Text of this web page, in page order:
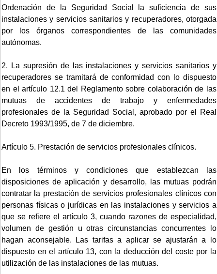
Ordenación de la Seguridad Social la suficiencia de sus
instalaciones y servicios sanitarios y recuperadores, otorgada
por los órganos correspondientes de las comunidades
autónomas.
2. La supresión de las instalaciones y servicios sanitarios y
recuperadores se tramitará de conformidad con lo dispuesto
en el artículo 12.1 del Reglamento sobre colaboración de las
mutuas de accidentes de trabajo y enfermedades
profesionales de la Seguridad Social, aprobado por el Real
Decreto 1993/1995, de 7 de diciembre.
Artículo 5. Prestación de servicios profesionales clínicos.
En los términos y condiciones que establezcan las
disposiciones de aplicación y desarrollo, las mutuas podrán
contratar la prestación de servicios profesionales clínicos con
personas físicas o jurídicas en las instalaciones y servicios a
que se refiere el artículo 3, cuando razones de especialidad,
volumen de gestión u otras circunstancias concurrentes lo
hagan aconsejable. Las tarifas a aplicar se ajustarán a lo
dispuesto en el artículo 13, con la deducción del coste por la
utilización de las instalaciones de las mutuas.